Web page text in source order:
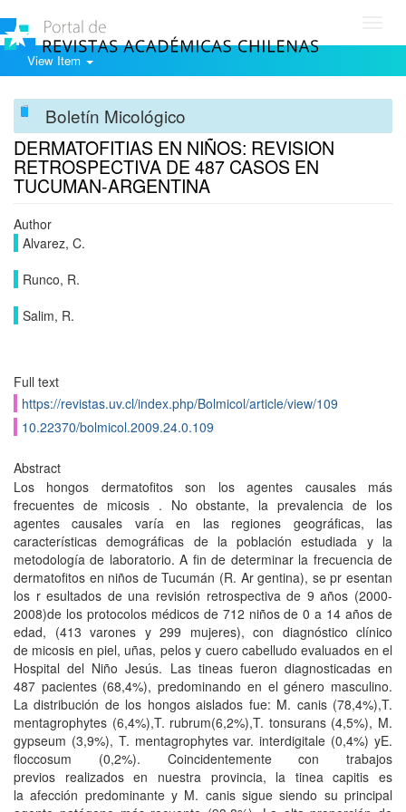
View Item
Boletín Micológico
DERMATOFITIAS EN NIÑOS: REVISION
RETROSPECTIVA DE 487 CASOS EN
TUCUMAN-ARGENTINA
Author
Alvarez, C.
Runco, R.
Salim, R.
Full text
https://revistas.uv.cl/index.php/Bolmicol/article/view/109
10.22370/bolmicol.2009.24.0.109
Abstract
Los hongos dermatofitos son los agentes causales más
frecuentes de micosis . No obstante, la prevalencia de los
agentes causales varía en las regiones geográficas, las
características demográficas de la población estudiada y la
metodología de laboratorio. A fin de determinar la frecuencia de
dermatofitos en niños de Tucumán (R. Ar gentina), se pr esentan
los r esultados de una revisión retrospectiva de 9 años (2000-
2008)de los protocolos médicos de 712 niños de 0 a 14 años de
edad, (413 varones y 299 mujeres), con diagnóstico clínico
de micosis en piel, uñas, pelos y cuero cabelludo evaluados en el
Hospital del Niño Jesús. Las tineas fueron diagnosticadas en
487 pacientes (68,4%), predominando en el género masculino.
La distribución de los hongos aislados fue: M. canis (78,4%),T.
mentagrophytes (6,4%),T. rubrum(6,2%),T. tonsurans (4,5%), M.
gypseum (3,9%), T. mentagrophytes var. interdigitale (0,4%) yE.
floccosum (0,2%). Coincidentemente con trabajos
previos realizados en nuestra provincia, la tinea capitis es
la afección predominante y M. canis sigue siendo su principal